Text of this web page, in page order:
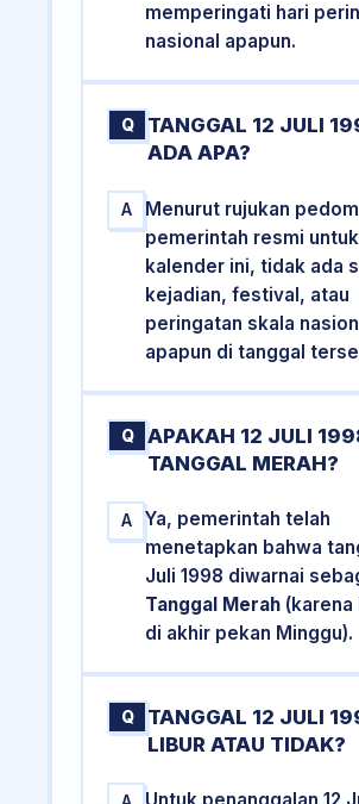
memperingati hari
nasional apapun.
Q
TANGGAL 12 JULI
ADA APA?
A
Menurut rujukan
pemerintah resmi untuk
kalender ini, tidak ada
kejadian, festival, atau
peringatan skala
apapun di tanggal
Q
APAKAH 12 JULI
TANGGAL MERAH?
A
Ya, pemerintah telah
menetapkan bahwa
Juli 1998 diwarnai
Tanggal Merah (karena
di akhir pekan Minggu).
Q
TANGGAL 12 JULI
LIBUR ATAU TIDAK?